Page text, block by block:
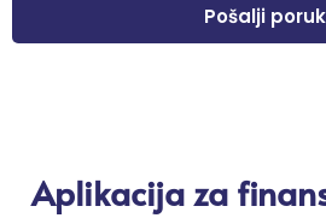
Pošalji
Aplikacija za